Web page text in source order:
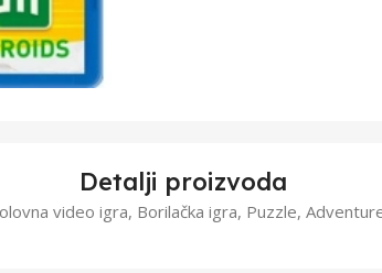
Detalji proizvoda
video igra, Borilačka igra, Puzzle,